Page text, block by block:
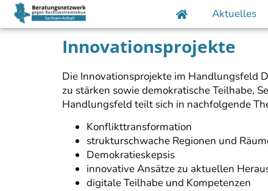
Aktuelles
Innovationsprojekte
Die Innovationsprojekte im Handlungsfeld
zu stärken sowie demokratische Teilhabe,
Handlungsfeld teilt sich in nachfolgende
Konflikttransformation
strukturschwache Regionen und
Demokratieskepsis
innovative Ansätze zu aktuellen
digitale Teilhabe und Kompetenzen